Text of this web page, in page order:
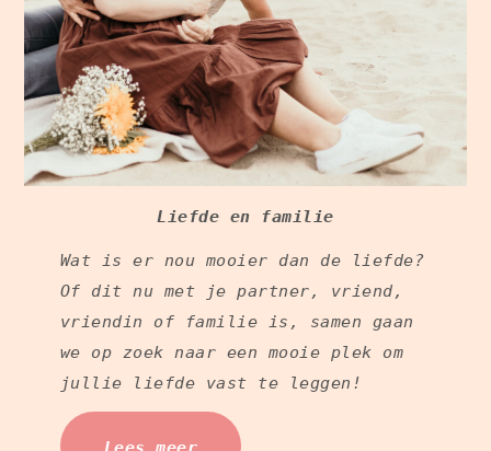
Liefde en familie
Wat is er nou mooier dan de liefde?
Of dit nu met je partner, vriend,
vriendin of familie is, samen gaan
we op zoek naar een mooie plek om
jullie liefde vast te leggen!